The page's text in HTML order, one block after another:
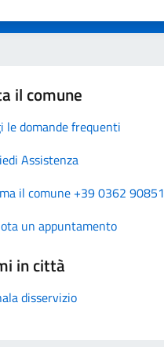
il comune
le domande frequenti
Assistenza
il comune +39 0362 90851
un appuntamento
in città
disservizio